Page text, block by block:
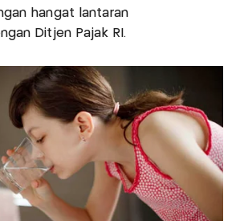
hangat lantaran
Ditjen Pajak RI.